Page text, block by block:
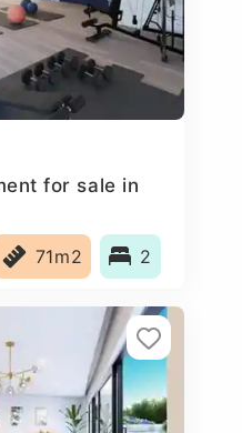
for sale in
71m2 2